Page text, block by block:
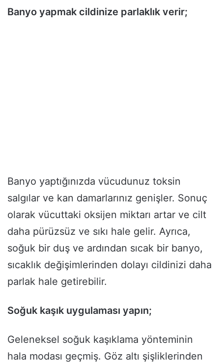
Banyo yapmak cildinize parlaklık verir;
Banyo yaptığınızda vücudunuz toksin
salgılar ve kan damarlarınız genişler. Sonuç
olarak vücuttaki oksijen miktarı artar ve cilt
daha pürüzsüz ve sıkı hale gelir. Ayrıca,
soğuk bir duş ve ardından sıcak bir banyo,
sıcaklık değişimlerinden dolayı cildinizi daha
parlak hale getirebilir.
Soğuk kaşık uygulaması yapın;
Geleneksel soğuk kaşıklama yönteminin
hala modası geçmiş. Göz altı şişliklerinden